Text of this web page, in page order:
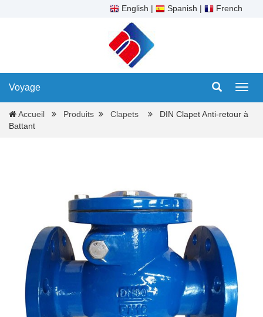
English | Spanish | French
Voyage
Accueil Produits Clapets
DIN Clapet Anti-retour à
Battant